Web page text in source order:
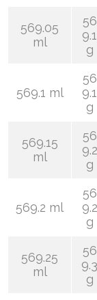
569.05
ml
56
9.1
g
569.1 ml
56
9.1
g
569.15
ml
56
9.2
g
569.2 ml
56
9.2
g
569.25
ml
56
9.3
g